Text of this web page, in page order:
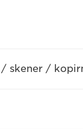
skener /